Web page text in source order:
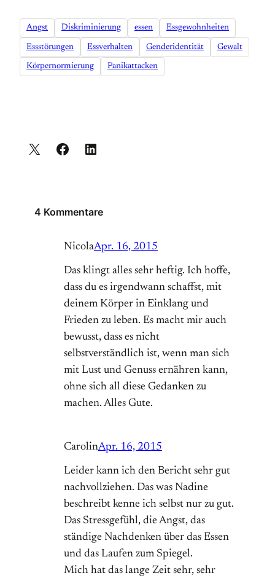
Angst Diskriminierung essen Essgewohnheiten
Essstörungen Essverhalten Genderidentität Gewalt
Körpernormierung Panikattacken
4 Kommentare
NicolaApr. 16, 2015
Das klingt alles sehr heftig. Ich hoffe,
dass du es irgendwann schaffst, mit
deinem Körper in Einklang und
Frieden zu leben. Es macht mir auch
bewusst, dass es nicht
selbstverständlich ist, wenn man sich
mit Lust und Genuss ernähren kann,
ohne sich all diese Gedanken zu
machen. Alles Gute.
CarolinApr. 16, 2015
Leider kann ich den Bericht sehr gut
nachvollziehen. Das was Nadine
beschreibt kenne ich selbst nur zu gut.
Das Stressgefühl, die Angst, das
ständige Nachdenken über das Essen
und das Laufen zum Spiegel.
Mich hat das lange Zeit sehr, sehr